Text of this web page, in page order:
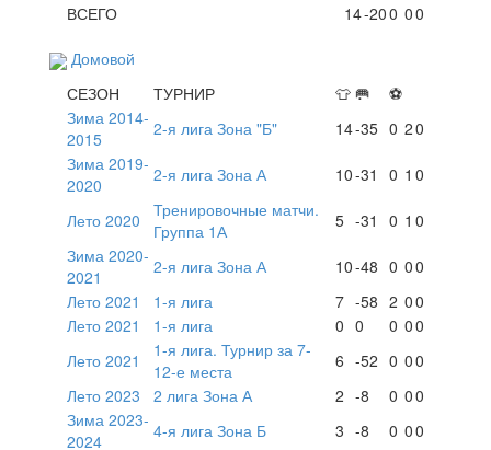
ВСЕГО
14-200 00
Домовой
СЕЗОН
ТУРНИР 👕 🥅
⚽
Зима 2014-
2015
2-я лига Зона "Б" 14-35 0 20
Зима 2019-
2020
2-я лига Зона А 10-31 0 1 0
Лето 2020
Тренировочные матчи.
Группа 1А
5 -31 0 1 0
Зима 2020-
2021
2-я лига Зона А 10-48 0 00
Лето 2021
1-я лига 7 -58 2 00
Лето 2021
1-я лига 0 0 0 00
Лето 2021
1-я лига. Турнир за 7-
12-е места
6 -52 0 00
Лето 2023
2 лига Зона А 2 -8 0 00
Зима 2023-
2024
4-я лига Зона Б 3 -8 0 00